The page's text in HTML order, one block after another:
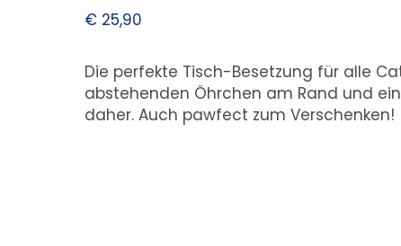
€ 25,90
Die perfekte Tisch-Besetzung für alle
abstehenden Öhrchen am Rand und
daher. Auch pawfect zum Verschenken!